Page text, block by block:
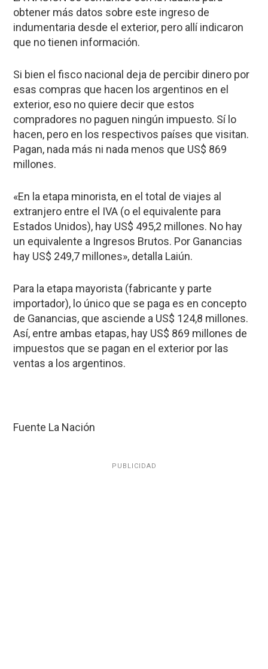
obtener más datos sobre este ingreso de
indumentaria desde el exterior, pero allí indicaron
que no tienen información.
Si bien el fisco nacional deja de percibir dinero por
esas compras que hacen los argentinos en el
exterior, eso no quiere decir que estos
compradores no paguen ningún impuesto. Sí lo
hacen, pero en los respectivos países que visitan.
Pagan, nada más ni nada menos que US$ 869
millones.
«En la etapa minorista, en el total de viajes al
extranjero entre el IVA (o el equivalente para
Estados Unidos), hay US$ 495,2 millones. No hay
un equivalente a Ingresos Brutos. Por Ganancias
hay US$ 249,7 millones», detalla Laiún.
Para la etapa mayorista (fabricante y parte
importador), lo único que se paga es en concepto
de Ganancias, que asciende a US$ 124,8 millones.
Así, entre ambas etapas, hay US$ 869 millones de
impuestos que se pagan en el exterior por las
ventas a los argentinos.
Fuente La Nación
PUBLICIDAD